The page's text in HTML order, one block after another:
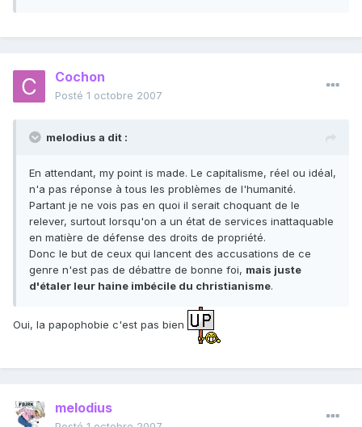
Cochon
Posté 1 octobre 2007
melodius a dit :
En attendant, my point is made. Le capitalisme, réel ou idéal,
n'a pas réponse à tous les problèmes de l'humanité.
Partant je ne vois pas en quoi il serait choquant de le
relever, surtout lorsqu'on a un état de services inattaquable
en matière de défense des droits de propriété.
Donc le but de ceux qui lancent des accusations de ce
genre n'est pas de débattre de bonne foi, mais juste
d'étaler leur haine imbécile du christianisme.
Oui, la papophobie c'est pas bien
melodius